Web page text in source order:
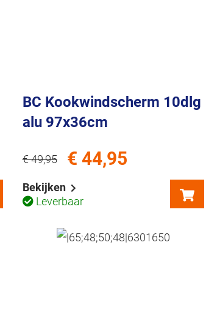
BC Kookwindscherm 10dlg
alu 97x36cm
Bekijken
Leverbaar
€ 49,95 € 44,95